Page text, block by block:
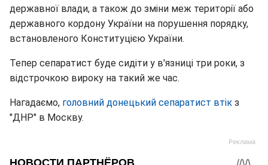
державної влади, а також до зміни меж території або
державного кордону України на порушення порядку,
встановленого Конституцією України.
Тепер сепаратист буде сидіти у в'язниці три роки, з
відстрочкою вироку на такий же час.
Нагадаємо, головний донецький сепаратист втік з
"ДНР" в Москву.